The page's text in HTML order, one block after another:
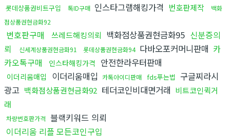
롯데상품권비트구입 톡ID구매 인스타그램해킹가격 번호판제작
백화
점상품권현금화92
번호판구매 쓰레드해킹의뢰 백화점상품권현금화95 신분증의
뢰
신세계상품권현금화91 롯데상품권현금화94 다바오포커머니판매 카
카오톡구매
인스타해킹가격 안전한라우터판매
이더리움매입 이더리움매입 카톡아이디판매 fds푸는법 구글찌라시
광고 백화점상품권현금화92 테더코인비대면거래 비트코인퀵거
래
차량번호판가격 블랙키워드 의뢰
이더리움 리플 모든코인구입